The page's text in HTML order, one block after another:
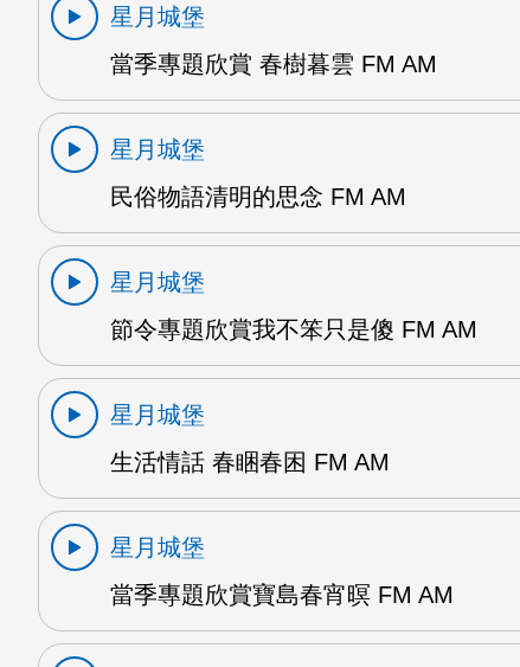
星月城堡
當季專題欣賞 春樹暮雲 FM AM
星月城堡
民俗物語清明的思念 FM AM
星月城堡
節令專題欣賞我不笨只是傻 FM AM
星月城堡
生活情話 春睏春困 FM AM
星月城堡
當季專題欣賞寶島春宵暝 FM AM